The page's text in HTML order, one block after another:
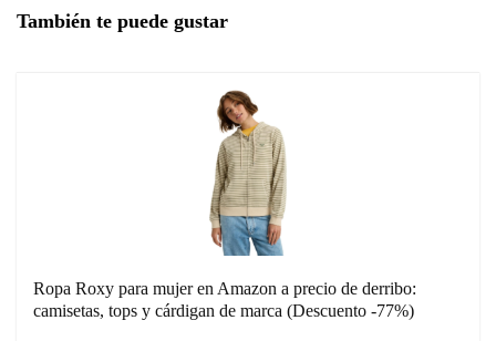
También te puede gustar
Ropa Roxy para mujer en Amazon a precio de derribo:
camisetas, tops y cárdigan de marca (Descuento -77%)